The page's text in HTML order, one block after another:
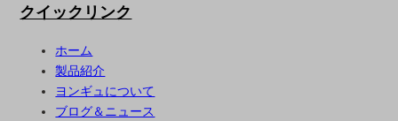
クイックリンク
ホーム
製品紹介
ヨンギュについて
ブログ＆ニュース